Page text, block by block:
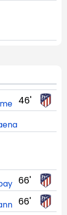
46'
66'
66'